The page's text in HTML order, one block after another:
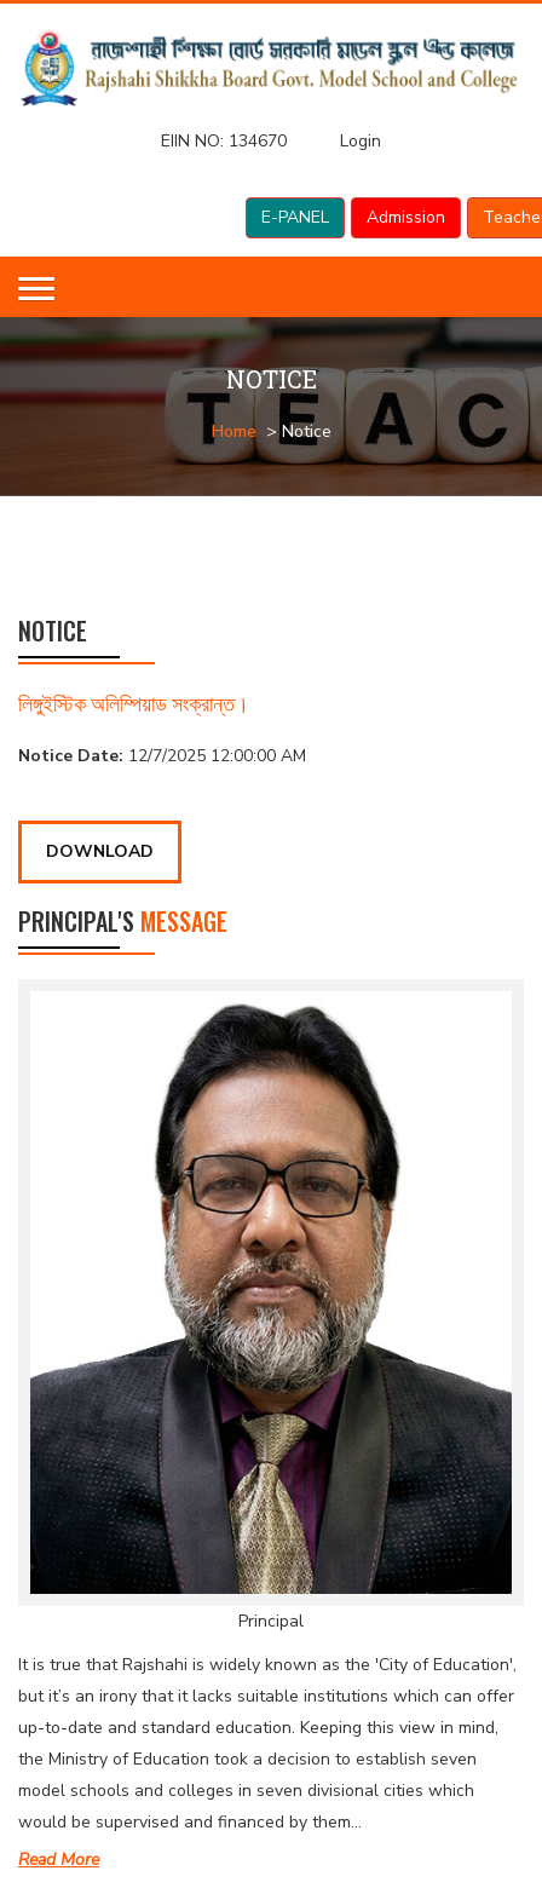
EIIN NO: 134670 Login
E-PANEL Admission
NOTICE
Home > Notice
NOTICE
লিঙ্গুইস্টিক অলিম্পিয়াড সংক্রান্ত।
Notice Date: 12/7/2025 12:00:00 AM
DOWNLOAD
PRINCIPAL'S MESSAGE
Principal
It is true that Rajshahi is widely known as the 'City of Education',
but it’s an irony that it lacks suitable institutions which can offer
up-to-date and standard education. Keeping this view in mind,
the Ministry of Education took a decision to establish seven
model schools and colleges in seven divisional cities which
would be supervised and financed by them...
Read More